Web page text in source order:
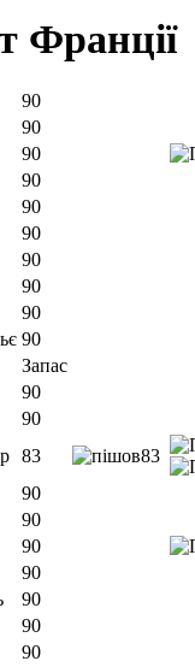
Франції
90
90
90
90
90
90
90
90
90
90
Запас
90
90
83
83
90
90
90
90
90
90
90